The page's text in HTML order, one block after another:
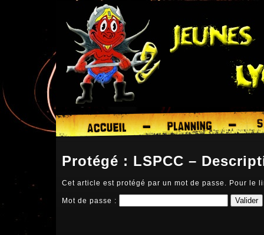
Protégé : LSPCC –
Cet article est protégé par un mot de passe. Pour le
Mot de passe :